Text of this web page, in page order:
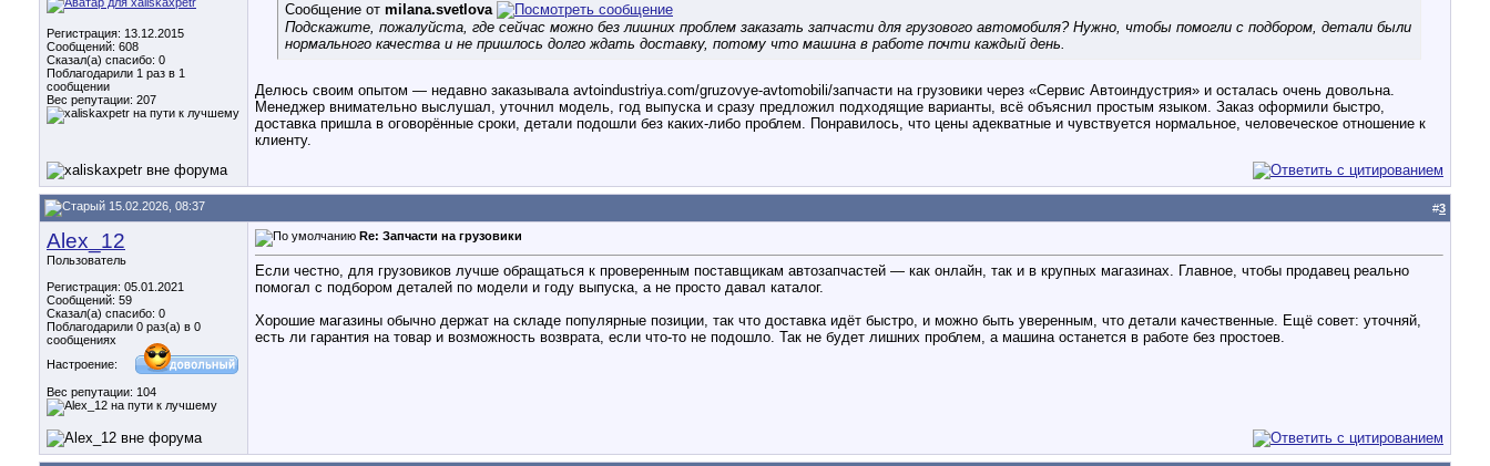
Регистрация: 13.12.2015
Сообщений: 608
Сказал(а) спасибо: 0
Поблагодарили 1 раз в 1
сообщении
Вес репутации: 207
Сообщение от milana.svetlova
Подскажите, пожалуйста, где сейчас можно без лишних проблем заказать запчасти для грузового автомобиля? Нужно, чтобы помогли с подбором, детали были
нормального качества и не пришлось долго ждать доставку, потому что машина в работе почти каждый день.
Делюсь своим опытом — недавно заказывала avtoindustriya.com/gruzovye-avtomobili/запчасти на грузовики через «Сервис Автоиндустрия» и осталась очень довольна.
Менеджер внимательно выслушал, уточнил модель, год выпуска и сразу предложил подходящие варианты, всё объяснил простым языком. Заказ оформили быстро,
доставка пришла в оговорённые сроки, детали подошли без каких-либо проблем. Понравилось, что цены адекватные и чувствуется нормальное, человеческое отношение к
клиенту.
15.02.2026, 08:37 #3
Alex_12
Пользователь
Регистрация: 05.01.2021
Сообщений: 59
Сказал(а) спасибо: 0
Поблагодарили 0 раз(а) в 0
сообщениях
Настроение:
Вес репутации: 104
Re: Запчасти на грузовики
Если честно, для грузовиков лучше обращаться к проверенным поставщикам автозапчастей — как онлайн, так и в крупных магазинах. Главное, чтобы продавец реально
помогал с подбором деталей по модели и году выпуска, а не просто давал каталог.
Хорошие магазины обычно держат на складе популярные позиции, так что доставка идёт быстро, и можно быть уверенным, что детали качественные. Ещё совет: уточняй,
есть ли гарантия на товар и возможность возврата, если что-то не подошло. Так не будет лишних проблем, а машина останется в работе без простоев.